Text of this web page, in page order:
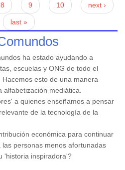
8 9 10 next ›
last »
ha estado ayudando a
escuelas y ONG de todo el
esto de una manera
mediática.
a quienes enseñamos a pensar
de la tecnología de la
económica para continuar
personas menos afortunadas
'historia inspiradora'?